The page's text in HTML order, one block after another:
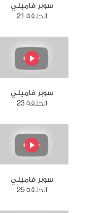
سوبر فاميلي
الحلقة 21
سوبر فاميلي
الحلقة 23
سوبر فاميلي
الحلقة 25